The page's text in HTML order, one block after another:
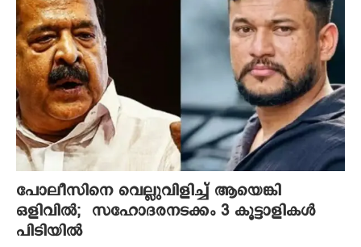
പോലീസിനെ വെല്ലുവിളിച്ച് ആയെങ്കി
ഒളിവിൽ; സഹോദരനടക്കം 3 കൂട്ടാളികൾ
പിടിയിൽ